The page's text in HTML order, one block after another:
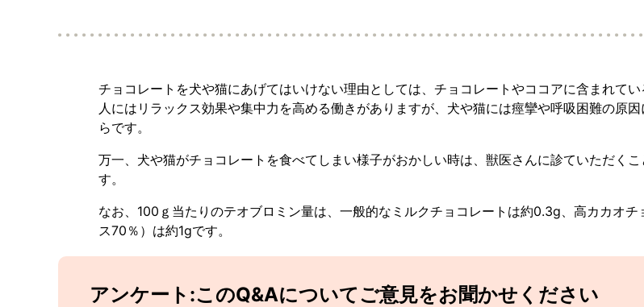
チョコレートを犬や猫にあげてはいけない理由としては、チョコレートやココアに含まれてい
人にはリラックス効果や集中力を高める働きがありますが、犬や猫には痙攣や呼吸困難の原
らです。
万一、犬や猫がチョコレートを食べてしまい様子がおかしい時は、獣医さんに診ていただくこ
す。
なお、100ｇ当たりのテオブロミン量は、一般的なミルクチョコレートは約0.3g、高カカオチ
ス70％）は約1gです。
アンケート:このQ&Aについてご意見をお聞かせください